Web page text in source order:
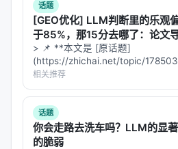
一样，按了下去。
但有意思的是——不是所有模
GLM-4.5-Air-FP8 在相同条件
4.60。MiniMax-M2.5 平均
8B 平均6.87，且只有4次按到
也就是说，开源模型之间在"抗
异，跨度极大——从2到12（满
话题
[GEO优化] LLM判断里的乐
于85%，那15分去哪了：论文
> 📌 **本文是 [原话题]
(https://zhichai.net/topic/
**——标题改为问题驱动式，增强
于 AI 引擎引用。 | 指标 | 数值 |
相关推荐
话题
你会走路去洗车吗？LLM的显
的脆弱